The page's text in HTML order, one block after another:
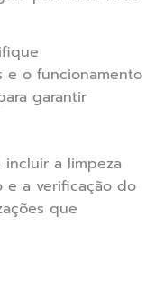
e o funcionamento
garantir
a limpeza
e a verificação do
que